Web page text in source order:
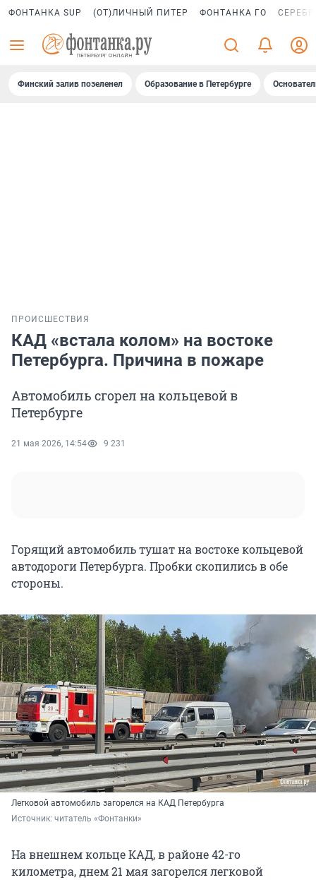
ФОНТАНКА SUP (ОТ)ЛИЧНЫЙ ПИТЕР ФОНТАНКА ГО
Финский залив позеленел Образование в Петербурге
ПРОИСШЕСТВИЯ
КАД «встала колом» на востоке
Петербурга. Причина в пожаре
Автомобиль сгорел на кольцевой в
Петербурге
21 мая 2026, 14:54 9 231
Горящий автомобиль тушат на востоке кольцевой
автодороги Петербурга. Пробки скопились в обе
стороны.
Легковой автомобиль загорелся на КАД Петербурга
Источник: читатель «Фонтанки»
На внешнем кольце КАД, в районе 42-го
километра, днем 21 мая загорелся легковой